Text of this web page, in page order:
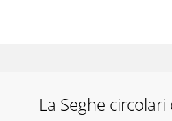
La Seghe